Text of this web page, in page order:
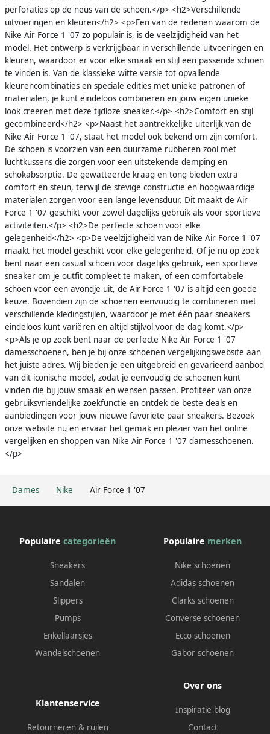
Dames Nike Air Force 1 '07
perforaties op de neus van de schoen.</p> <h2>Verschillende
uitvoeringen en kleuren</h2> <p>Een van de redenen waarom de
Nike Air Force 1 '07 zo populair is, is de veelzijdigheid van het
model. Het ontwerp is verkrijgbaar in verschillende uitvoeringen en
kleuren, waardoor er voor elke smaak en stijl een passende schoen
te vinden is. Van de klassieke witte versie tot opvallende
kleurencombinaties en speciale edities met unieke patronen of
materialen, je kunt eindeloos combineren en jouw eigen unieke
look creëren met deze tijdloze sneaker.</p> <h2>Comfort en stijl
gecombineerd</h2> <p>Naast het aantrekkelijke uiterlijk van de
Nike Air Force 1 '07, staat het model ook bekend om zijn comfort.
De schoen is voorzien van een duurzame rubberen zool met
luchtkussens die zorgen voor een uitstekende demping en
schokabsorptie. De gewatteerde kraag en tong bieden extra
comfort en steun, terwijl de stevige constructie en hoogwaardige
materialen zorgen voor een lange levensduur. Dit maakt de Air
Force 1 '07 geschikt voor zowel dagelijks gebruik als voor sportieve
activiteiten.</p> <h2>De perfecte schoen voor elke
gelegenheid</h2> <p>De veelzijdigheid van de Nike Air Force 1 '07
maakt het model geschikt voor elke gelegenheid. Of je nu op zoek
bent naar een casual schoen voor dagelijks gebruik, een sportieve
sneaker om je outfit compleet te maken, of een comfortabele
schoen voor een avondje uit, de Air Force 1 '07 is altijd een goede
keuze. Bovendien zijn de schoenen eenvoudig te combineren met
verschillende kledingstijlen, waardoor je met één paar sneakers
eindeloos kunt variëren en altijd stijlvol voor de dag komt.</p>
<p>Als je op zoek bent naar de perfecte Nike Air Force 1 '07
damesschoenen, ben je bij onze schoenen vergelijkingswebsite aan
het juiste adres. Wij bieden je een uitgebreid en gevarieerd aanbod
van dit iconische model, zodat je eenvoudig de schoenen kunt
vinden die bij jouw smaak en wensen passen. Profiteer van onze
gebruiksvriendelijke zoekfunctie en ontdek de beste deals en
aanbiedingen voor jouw nieuwe favoriete paar sneakers. Bezoek
onze website nu en ervaar het gemak en plezier van het online
vergelijken en shoppen van Nike Air Force 1 '07 damesschoenen.
</p>
Populaire categorieën
Sneakers
Sandalen
Slippers
Pumps
Enkellaarsjes
Wandelschoenen
Populaire merken
Nike schoenen
Adidas schoenen
Clarks schoenen
Converse schoenen
Ecco schoenen
Gabor schoenen
Klantenservice
Retourneren & ruilen
Over ons
Inspiratie blog
Contact